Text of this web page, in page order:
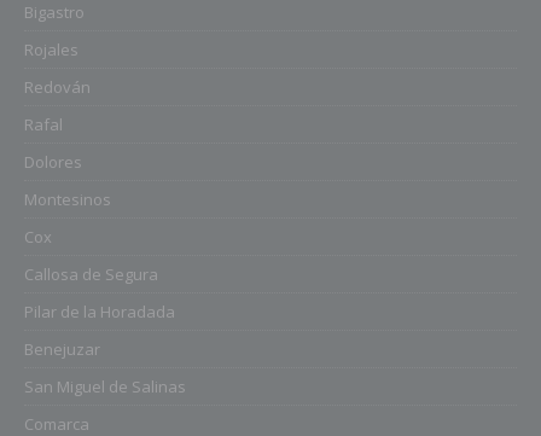
Bigastro
Rojales
Redován
Rafal
Dolores
Montesinos
Cox
Callosa de Segura
Pilar de la Horadada
Benejuzar
San Miguel de Salinas
Comarca